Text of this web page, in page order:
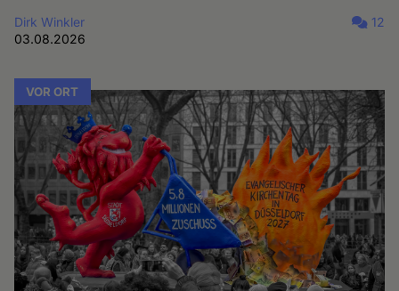
Dirk Winkler
03.08.2026
12
VOR ORT